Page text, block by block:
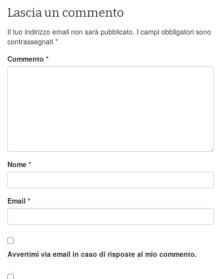
Lascia un commento
Il tuo indirizzo email non sarà pubblicato. I campi obbligatori sono
contrassegnati *
Commento *
Nome *
Email *
Avvertimi via email in caso di risposte al mio commento.